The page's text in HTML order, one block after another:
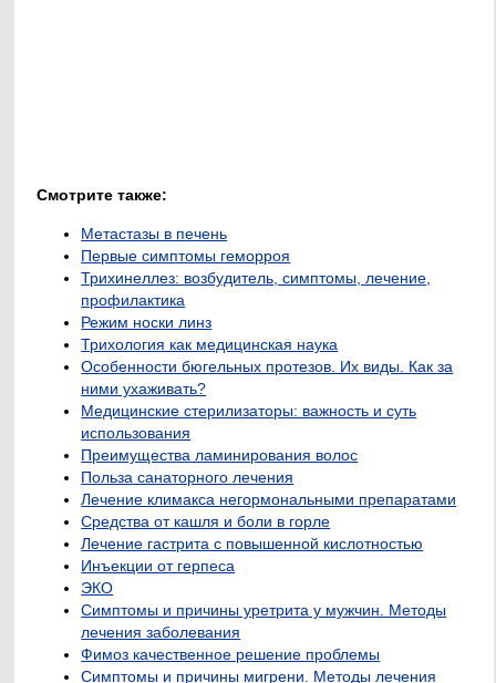
Смотрите также:
Метастазы в печень
Первые симптомы геморроя
Трихинеллез: возбудитель, симптомы, лечение,
профилактика
Режим носки линз
Трихология как медицинская наука
Особенности бюгельных протезов. Их виды. Как за
ними ухаживать?
Медицинские стерилизаторы: важность и суть
использования
Преимущества ламинирования волос
Польза санаторного лечения
Лечение климакса негормональными препаратами
Средства от кашля и боли в горле
Лечение гастрита с повышенной кислотностью
Инъекции от герпеса
ЭКО
Симптомы и причины уретрита у мужчин. Методы
лечения заболевания
Фимоз качественное решение проблемы
Симптомы и причины мигрени. Методы лечения